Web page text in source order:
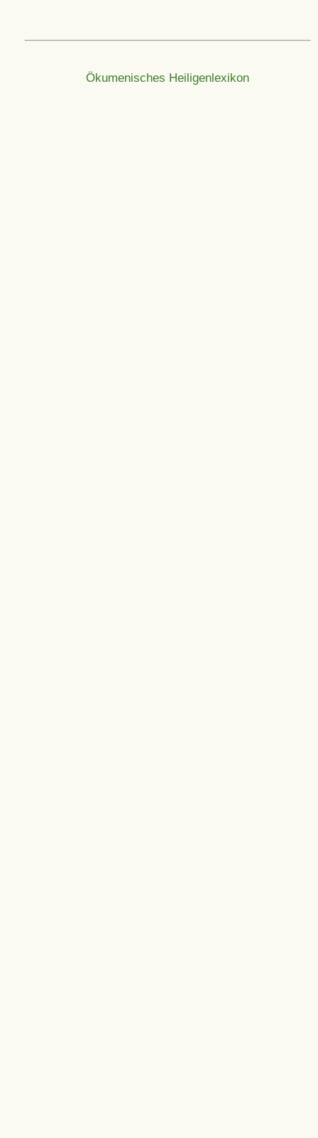
Ökumenisches Heiligenlexikon